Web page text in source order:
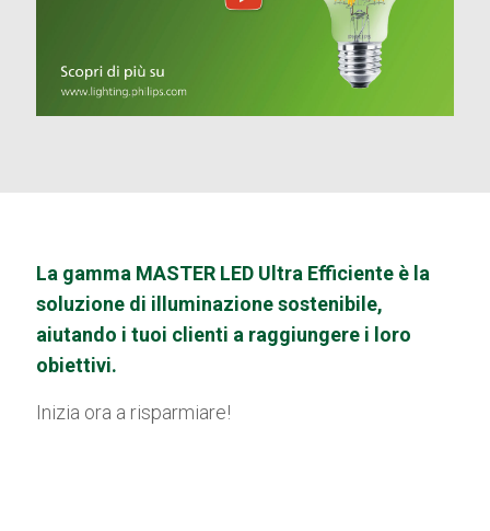
La gamma MASTER LED Ultra Efficiente è la
soluzione di illuminazione sostenibile,
aiutando i tuoi clienti a raggiungere i loro
obiettivi.
Inizia ora a risparmiare!